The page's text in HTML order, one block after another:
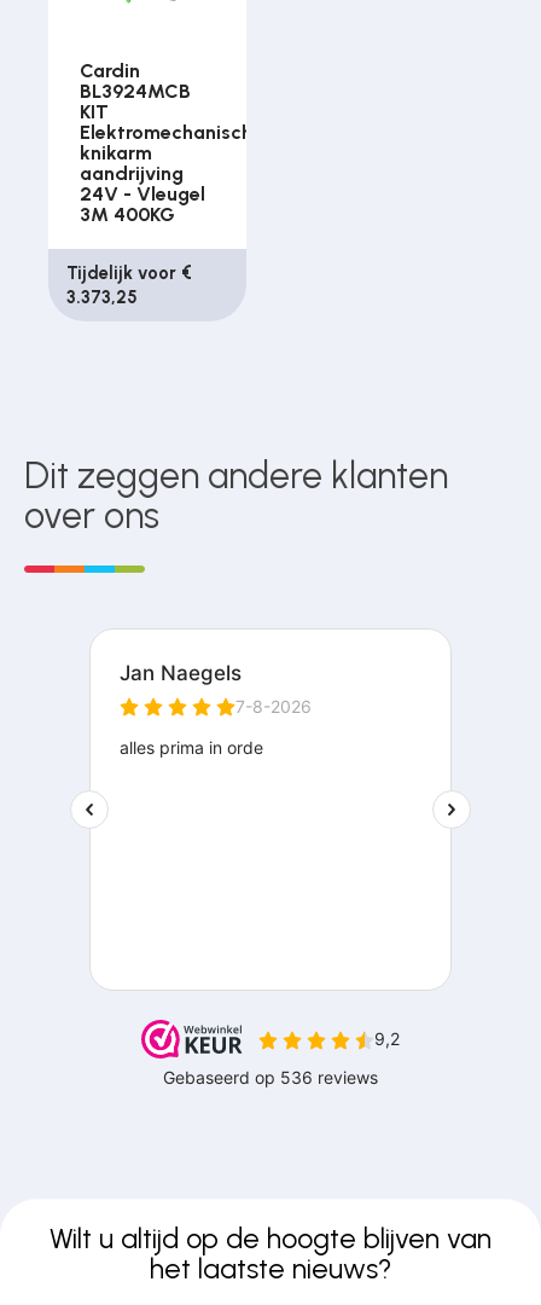
Cardin
BL3924MCB
KIT
Elektromechanische
knikarm
aandrijving
24V - Vleugel
3M 400KG
Tijdelijk voor €
3.373,25
Dit zeggen andere klanten
over ons
Wilt u altijd op de hoogte blijven van
het laatste nieuws?